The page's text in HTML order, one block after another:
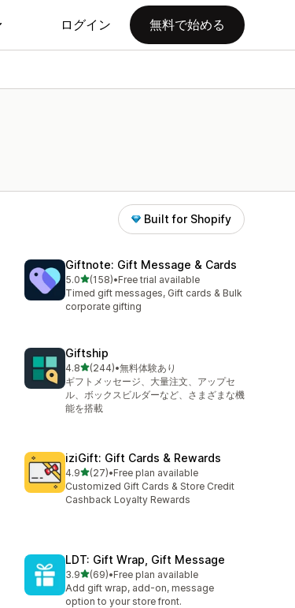
ログイン 無料で始める
Built for Shopify
Giftnote: Gift Message & Cards
5.05つ星中
(158)
合計レビュー数：158件
•Free trial available
Timed gift messages, Gift cards & Bulk
corporate gifting
Giftship
4.85つ星中
(244)
合計レビュー数：244件
•無料体験あり
ギフトメッセージ、大量注文、アップセ
ル、ボックスビルダーなど、さまざまな機
能を搭載
iziGift: Gift Cards & Rewards
4.95つ星中
(27)
合計レビュー数：27件
•Free plan available
Customized Gift Cards & Store Credit
Cashback Loyalty Rewards
LDT: Gift Wrap, Gift Message
3.95つ星中
(69)
合計レビュー数：69件
•Free plan available
Add gift wrap, add-on, message
option to your store front.